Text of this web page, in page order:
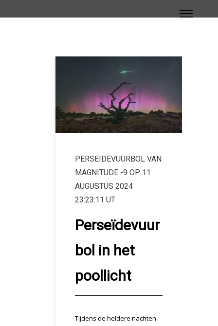
PERSEÏDEVUURBOL VAN
MAGNITUDE -9 OP 11
AUGUSTUS 2024
23:23:11 UT
Perseïdevuur
bol in het
poollicht
Tijdens de heldere nachten